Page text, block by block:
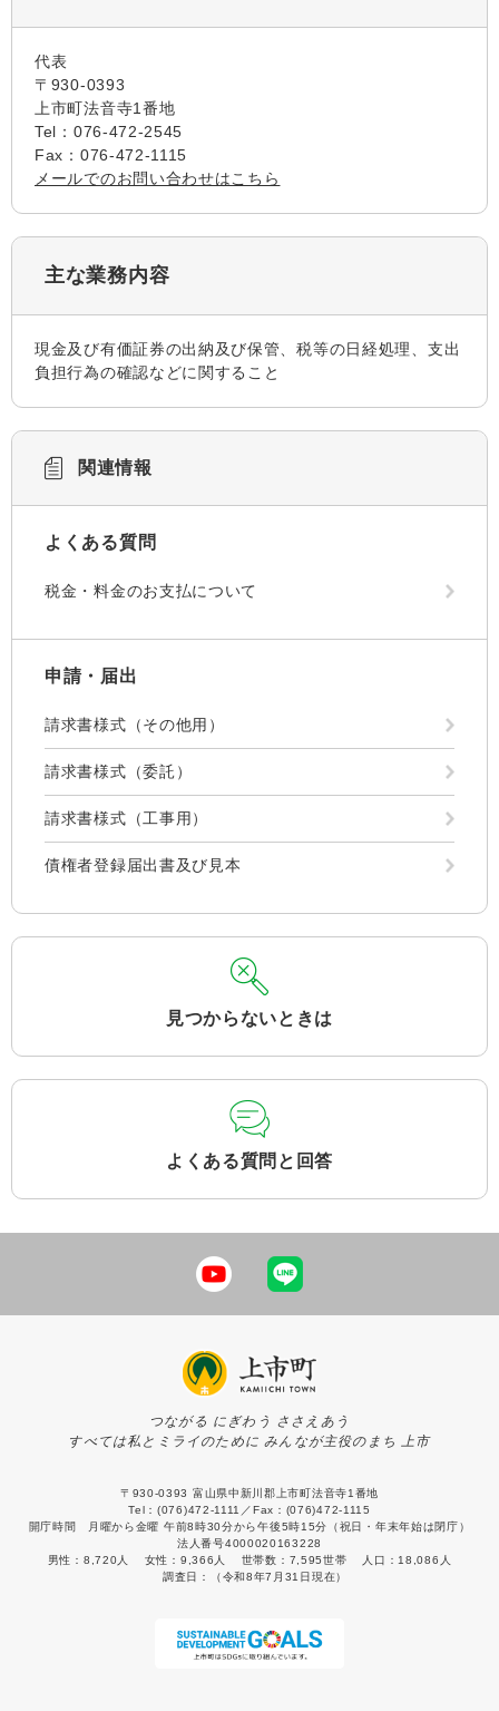
代表
〒930-0393
上市町法音寺1番地
Tel：076-472-2545
Fax：076-472-1115
メールでのお問い合わせはこちら
主な業務内容
現金及び有価証券の出納及び保管、税等の日経処理、支出
負担行為の確認などに関すること
関連情報
よくある質問
税金・料金のお支払について
申請・届出
請求書様式（その他用）
請求書様式（委託）
請求書様式（工事用）
債権者登録届出書及び見本
見つからないときは
よくある質問と回答
つながる にぎわう ささえあう
すべては私とミライのために みんなが主役のまち 上市
〒930-0393 富山県中新川郡上市町法音寺1番地
Tel：(076)472-1111／Fax：(076)472-1115
開庁時間 月曜から金曜 午前8時30分から午後5時15分（祝日・年末年始は閉庁）
法人番号4000020163228
男性： 8,720人 女性： 9,366人 世帯数： 7,595世帯 人口： 18,086人
調査日：
（令和8年7月31日現在）